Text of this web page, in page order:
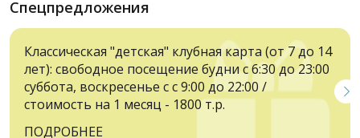
Спецпредложения
Классическая "детская" клубная карта (от 7 до 14
лет): свободное посещение будни с 6:30 до 23:00
суббота, воскресенье с с 9:00 до 22:00 /
стоимость на 1 месяц - 1800 т.р.
ПОДРОБНЕЕ